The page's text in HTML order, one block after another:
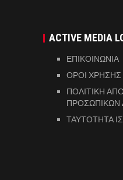
ACTIVE MEDIA
ΕΠΙΚΟΙΝΩΝΙΑ
ΟΡΟΙ ΧΡΗΣΗΣ
ΠΟΛΙΤΙΚΗ
ΠΡΟΣΩΠΙΚΩΝ
ΤΑΥΤΟΤΗΤΑ